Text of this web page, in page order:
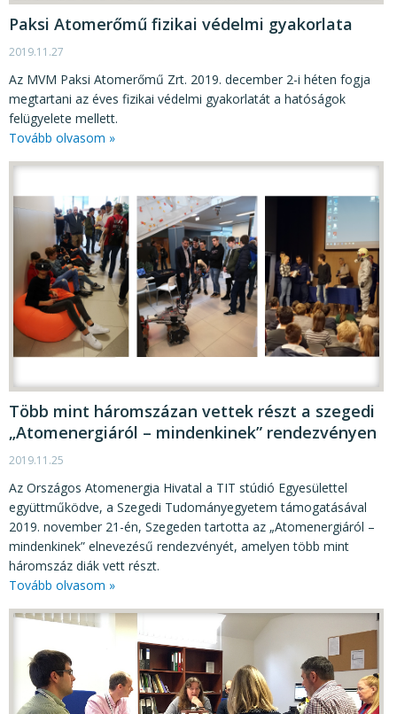
Paksi Atomerőmű fizikai védelmi gyakorlata
2019.11.27
Az MVM Paksi Atomerőmű Zrt. 2019. december 2-i héten fogja
megtartani az éves fizikai védelmi gyakorlatát a hatóságok
felügyelete mellett.
Tovább olvasom »
Több mint háromszázan vettek részt a szegedi
„Atomenergiáról – mindenkinek” rendezvényen
2019.11.25
Az Országos Atomenergia Hivatal a TIT stúdió Egyesülettel
együttműködve, a Szegedi Tudományegyetem támogatásával
2019. november 21-én, Szegeden tartotta az „Atomenergiáról –
mindenkinek” elnevezésű rendezvényét, amelyen több mint
háromszáz diák vett részt.
Tovább olvasom »